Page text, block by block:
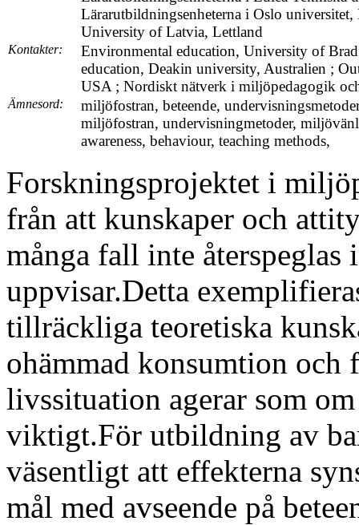
Lärarutbildningsenheterna i Oslo
University of Latvia, Lettland
Kontakter:
Environmental education, University of
education, Deakin university, Australien ;
USA ; Nordiskt nätverk i miljöpedagogik
Ämnesord:
miljöfostran, beteende,
miljöfostran, undervisningmetoder,
awareness, behaviour, teaching methods,
Forskningsprojektet i
från att kunskaper och
många fall inte återspeglas
uppvisar.Detta
tillräckliga teoretiska
ohämmad konsumtion
livssituation agerar som
viktigt.För utbildning av
väsentligt att effekterna
mål med avseende på